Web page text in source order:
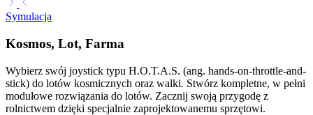
Symulacja
Kosmos, Lot, Farma
Wybierz swój joystick typu H.O.T.A.S. (ang. hands-on-throttle-and-
stick) do lotów kosmicznych oraz walki. Stwórz kompletne, w pełni
modułowe rozwiązania do lotów. Zacznij swoją przygodę z
rolnictwem dzięki specjalnie zaprojektowanemu sprzętowi.